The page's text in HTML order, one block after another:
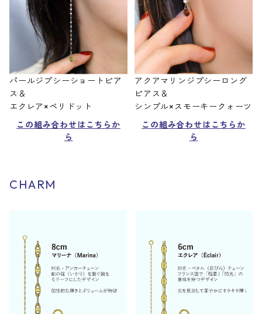
パールジプシーショートピア
ス＆
エクレア×ペリドット
この組み合わせはこちらか
ら
アクアマリンジプシーロング
ピアス＆
シンプル×スモーキークォーツ
この組み合わせはこちらか
ら
CHARM